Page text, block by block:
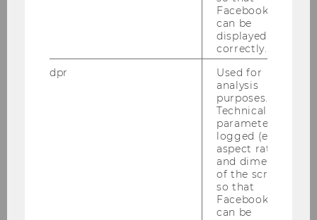
BMEIA_Auslandskultur
Dr. Christian Schober
Univ. Prof. Dr. Kurt Hornik
Falschparker-Studie
Univ. Prof. Dr. Rupert Sausgruber
Facebook apps
can be
displayed
correctly.
dpr
Used for
analysis
purposes.
Technical
parameters are
logged (e.g.
aspect ratio
and dimensions
of the screen)
so that
Facebook apps
can be